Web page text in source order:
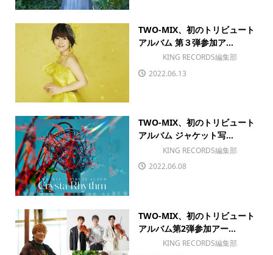
TWO-MIX、初のトリビュート
アルバム 第３弾参加ア...
KING RECORDS編集部
2022.06.13
TWO-MIX、初のトリビュート
アルバム ジャケット写...
KING RECORDS編集部
2022.06.08
TWO-MIX、初のトリビュート
アルバム第2弾参加アー...
KING RECORDS編集部